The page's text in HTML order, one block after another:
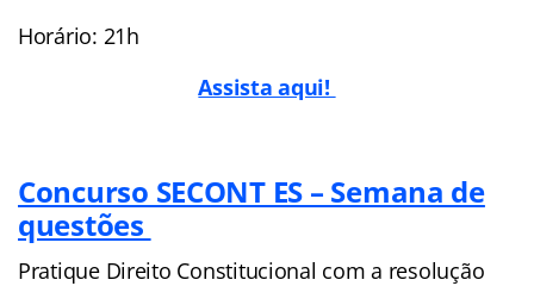
Horário: 21h
Assista aqui!
Concurso SECONT ES – Semana de
questões
Pratique Direito Constitucional com a resolução